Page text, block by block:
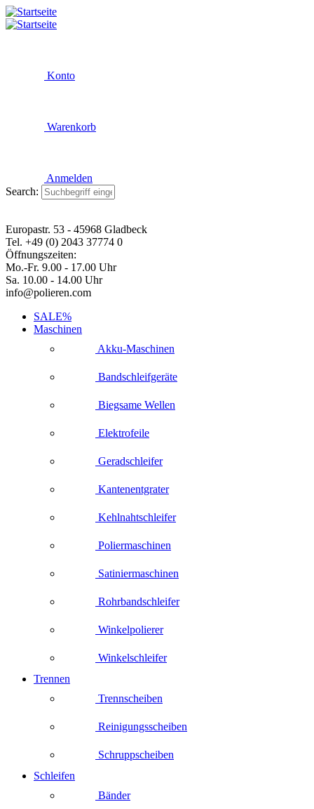
Konto
Warenkorb
Anmelden
Search:
Europastr. 53 - 45968 Gladbeck
Tel. +49 (0) 2043 37774 0
Öffnungszeiten:
Mo.-Fr. 9.00 - 17.00 Uhr
Sa. 10.00 - 14.00 Uhr
info@polieren.com
SALE%
Maschinen
Akku-Maschinen
Bandschleifgeräte
Biegsame Wellen
Elektrofeile
Geradschleifer
Kantenentgrater
Kehlnahtschleifer
Poliermaschinen
Satiniermaschinen
Rohrbandschleifer
Winkelpolierer
Winkelschleifer
Trennen
Trennscheiben
Reinigungsscheiben
Schruppscheiben
Schleifen
Bänder